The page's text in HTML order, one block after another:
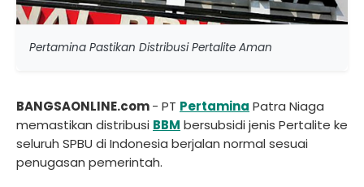
Pertamina Pastikan Distribusi Pertalite Aman
BANGSAONLINE.com- PT Pertamina Patra Niaga
memastikan distribusi BBM bersubsidi jenis Pertalite ke
seluruh SPBU di Indonesia berjalan normal sesuai
penugasan pemerintah.